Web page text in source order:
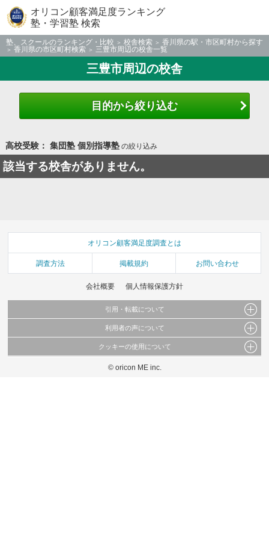
オリコン顧客満足度ランキング
塾・学習塾 検索
塾、スクールのランキング・比較 校舎検索
香川県の駅・市区町村から探す
香川県の市区町村検索
三豊市周辺の校舎一覧
三豊市周辺の校舎
目的から絞り込む
高校受験： 集団塾 個別指導塾の絞り込み
該当する校舎がありません。
オリコン顧客満足度調査とは
調査方法 掲載規約 お問い合わせ
会社概要 個人情報保護方針
引用・転載について
当サイトで公開されている情報（文字、写真、イラスト、画像データ等）及びこれらの配
これらの情報を権利者の許可なく無断転載・複製などの二次利用を行うことは固く禁じて
利用者の声について
当サイトに掲載している内容はすべてサービスの利用者が提出された見解・感想です。
弊社の見解・ 意見ではないことをご理解いただいた上でご覧ください。
クッキーの使用について
このサイトでは Cookie を使用して、ユーザーに合わせたコンテンツや広告の表示、ソー
© oricon ME inc.